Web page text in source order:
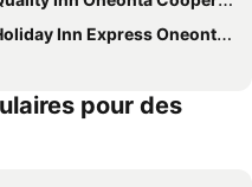
Inn Express Oneonta By Ihg
pour des